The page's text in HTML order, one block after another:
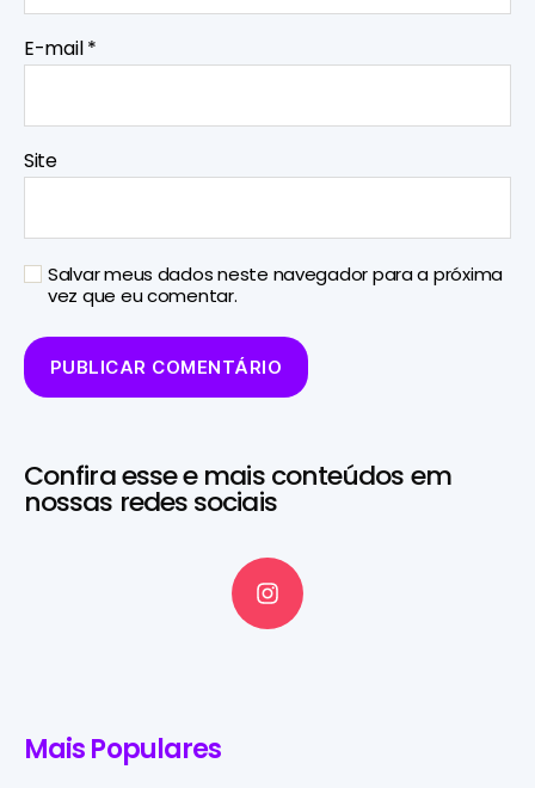
E-mail*
Site
Salvar meus dados neste navegador para a próxima
vez que eu comentar.
Confira esse e mais conteúdos em
nossas redes sociais
Mais Populares